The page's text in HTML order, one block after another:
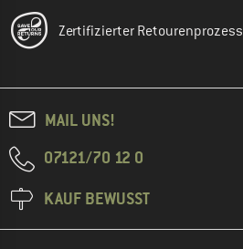
Zertifizierter Retourenprozess
MAIL UNS!
07121/70 12 0
KAUF BEWUSST